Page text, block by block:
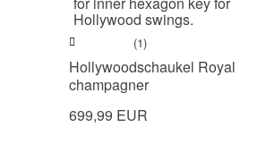
(1)
Hollywoodschaukel Royal
champagner
699,99 EUR